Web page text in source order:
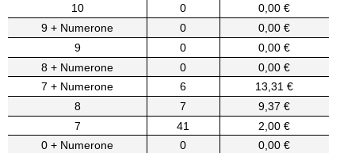
10
0
0,00 €
9 + Numerone
0
0,00 €
9
0
0,00 €
8 + Numerone
0
0,00 €
7 + Numerone
6
13,31 €
8
7
9,37 €
7
41
2,00 €
0 + Numerone
0
0,00 €